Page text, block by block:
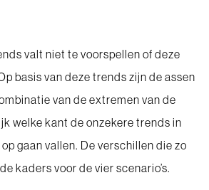
valt niet te voorspellen of deze
basis van deze trends zijn de assen
van de extremen van de
welke kant de onzekere trends in
gaan vallen. De verschillen die zo
kaders voor de vier scenario’s.